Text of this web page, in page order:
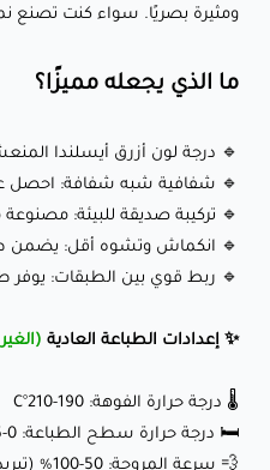
ومثيرة بصريًا. سواء كنت تصنع
ما الذي يجعله مميزًا؟
🔹 درجة لون أزرق أيسلندا
🔹 شفافية شبه شفافة: احصل
🔹 تركيبة صديقة للبيئة:
🔹 انكماش وتشوه أقل: يضمن
🔹 ربط قوي بين الطبقات: يوفر
✨ إعدادات الطباعة العادية
🌡️ درجة حرارة الفوهة: 190-210°C
🛏️ درجة حرارة سطح الطباعة: 0-55°C (اختياري لتحسين الالتصاق)
💨 سرعة المروحة: 50-100% (تبريد محسن للحصول على تفاصيل أفضل)